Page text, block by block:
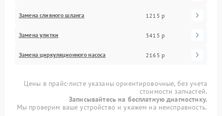
Замена сливного шланга 1215 р
Замена улитки 3415 р
Замена циркуляционного насоса 2165 р
Цены в прайс-листе указаны ориентировочные, без учета
стоимости запчастей.
Записывайтесь на бесплатную диагностику.
Мы проверим ваше устройство и укажем на неисправность.